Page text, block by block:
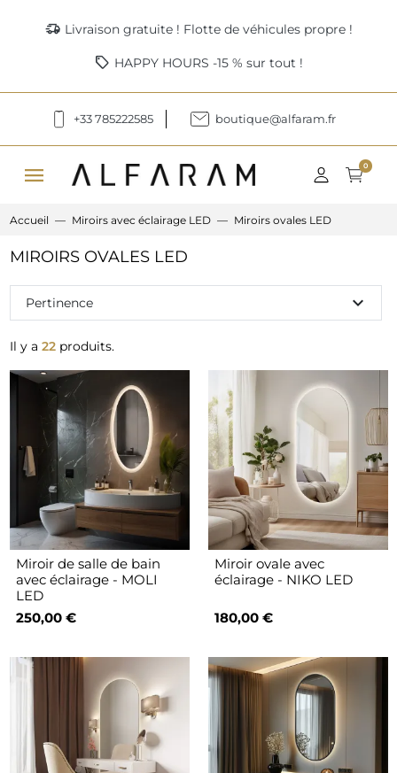
delivery_truck_speed Livraison gratuite ! Flotte de véhicules propre !
sell HAPPY HOURS -15 % sur tout !
+33 785222585 boutique@alfaram.fr
menu 0
Accueil Miroirs avec éclairage LED Miroirs ovales LED
MIROIRS OVALES LED
Il y a 22produits.
Pertinence expand_more
Miroir de salle de bain
avec éclairage - MOLI
LED
250,00 €
Miroir ovale avec
éclairage - NIKO LED
180,00 €